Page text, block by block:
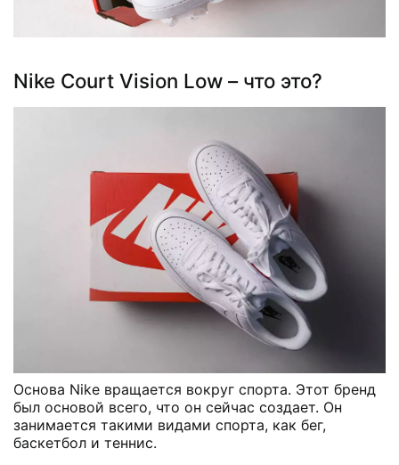
Nike Court Vision Low – что это?
Основа Nike вращается вокруг спорта. Этот бренд
был основой всего, что он сейчас создает. Он
занимается такими видами спорта, как бег,
баскетбол и теннис.